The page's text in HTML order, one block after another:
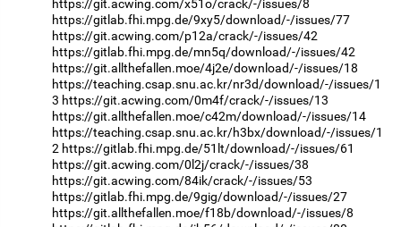
https://git.acwing.com/x51o/crack/-/issues/8
https://gitlab.fhi.mpg.de/9xy5/download/-/issues/77
https://git.acwing.com/p12a/crack/-/issues/42
https://gitlab.fhi.mpg.de/mn5q/download/-/issues/42
https://git.allthefallen.moe/4j2e/download/-/issues/18
https://teaching.csap.snu.ac.kr/nr3d/download/-/issues/1
3 https://git.acwing.com/0m4f/crack/-/issues/13
https://git.allthefallen.moe/c42m/download/-/issues/14
https://teaching.csap.snu.ac.kr/h3bx/download/-/issues/1
2 https://gitlab.fhi.mpg.de/51lt/download/-/issues/61
https://git.acwing.com/0l2j/crack/-/issues/38
https://git.acwing.com/84ik/crack/-/issues/53
https://gitlab.fhi.mpg.de/9gig/download/-/issues/27
https://git.allthefallen.moe/f18b/download/-/issues/8